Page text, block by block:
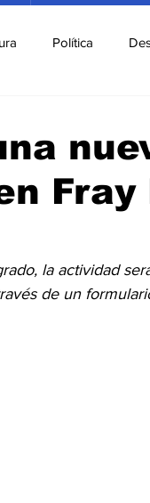
Política
Turismo Economía
Fray
la actividad
de un